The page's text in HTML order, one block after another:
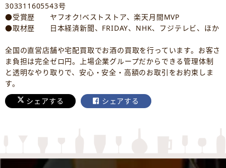
303311605543号
●受賞歴 ヤフオク!ベストストア、楽天月間MVP
●取材歴 日本経済新聞、FRIDAY、NHK、フジテレビ、ほか
全国の直営店舗や宅配買取でお酒の買取を行っています。お客さ
ま負担は完全ゼロ円。上場企業グループだからできる管理体制
と透明なやり取りで、安心・安全・高額のお取引をお約束しま
す。
シェアする
シェアする